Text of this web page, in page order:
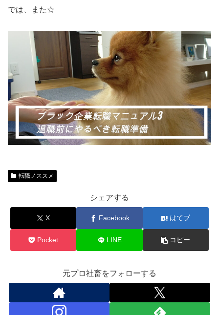
では、また☆
転職ノススメ
シェアする
X Facebook はてブ
Pocket LINE コピー
元プロ社畜をフォローする